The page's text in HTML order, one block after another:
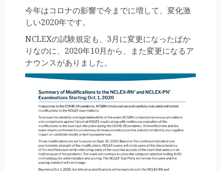
今年はコロナの影響で今までに増して、変化激
しい2020年です。
NCLEXの試験規定も、3月に変更になったばか
りなのに、2020年10月から、また変更になるア
ナウンスがありました。